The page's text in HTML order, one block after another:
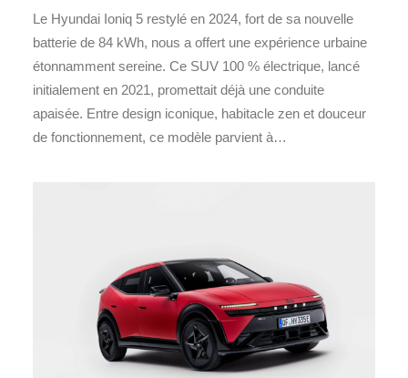
Le Hyundai Ioniq 5 restylé en 2024, fort de sa nouvelle
batterie de 84 kWh, nous a offert une expérience urbaine
étonnamment sereine. Ce SUV 100 % électrique, lancé
initialement en 2021, promettait déjà une conduite
apaisée. Entre design iconique, habitacle zen et douceur
de fonctionnement, ce modèle parvient à…